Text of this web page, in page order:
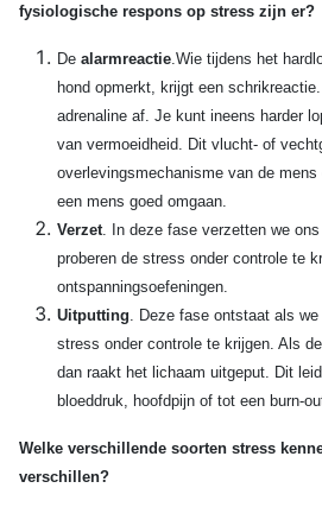
fysiologische respons op stress zijn er?
De alarmreactie .Wie tijdens het
hond opmerkt, krijgt een
adrenaline af. Je kunt ineens harder
van vermoeidheid. Dit vlucht- of
overlevingsmechanisme van de
een mens goed omgaan.
Verzet . In deze fase verzetten we
proberen de stress onder controle te
ontspanningsoefeningen.
Uitputting . Deze fase ontstaat als
stress onder controle te krijgen. Als
dan raakt het lichaam uitgeput. Dit
bloeddruk, hoofdpijn of tot een burn-
Welke verschillende soorten stress
verschillen?